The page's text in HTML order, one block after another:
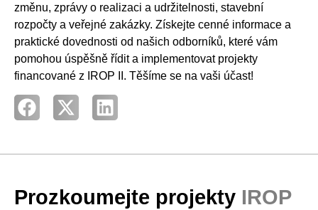
změnu, zprávy o realizaci a udržitelnosti, stavební
rozpočty a veřejné zakázky. Získejte cenné informace a
praktické dovednosti od našich odborníků, které vám
pomohou úspěšně řídit a implementovat projekty
financované z IROP II. Těšíme se na vaši účast!
Prozkoumejte projekty IROP